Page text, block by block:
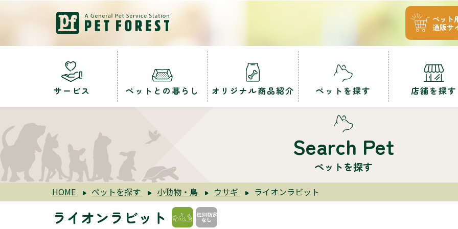
ペット
通販サ
サービス ペットとの暮らし オリジナル商品紹介 ペットを探す 店舗を探す
Search Pet
ペットを探す
HOME ペットを探す 小動物・鳥 ウサギ ライオンラビット
ライオンラビット 性別指定
なし